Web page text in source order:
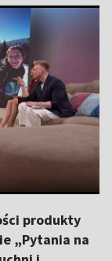
produkty
„Pytania na